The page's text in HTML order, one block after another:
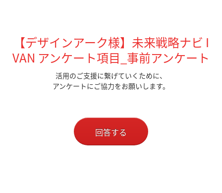
【デザインアーク様】未来戦略ナビ I
VAN アンケート項目_事前アンケート
活用のご支援に繋げていくために、
アンケートにご協力をお願いします。
回答する